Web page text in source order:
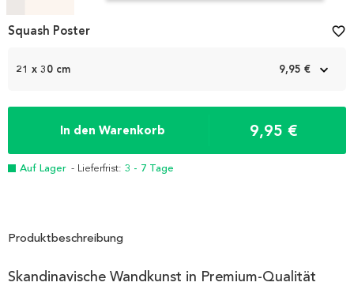
1
21 x 30 cm 9,95 €
In den Warenkorb 9,95 €
Auf Lager - Lieferfrist: 3 - 7 Tage
Squash Poster favorite_border
Produktbeschreibung
Skandinavische Wandkunst in Premium-Qualität